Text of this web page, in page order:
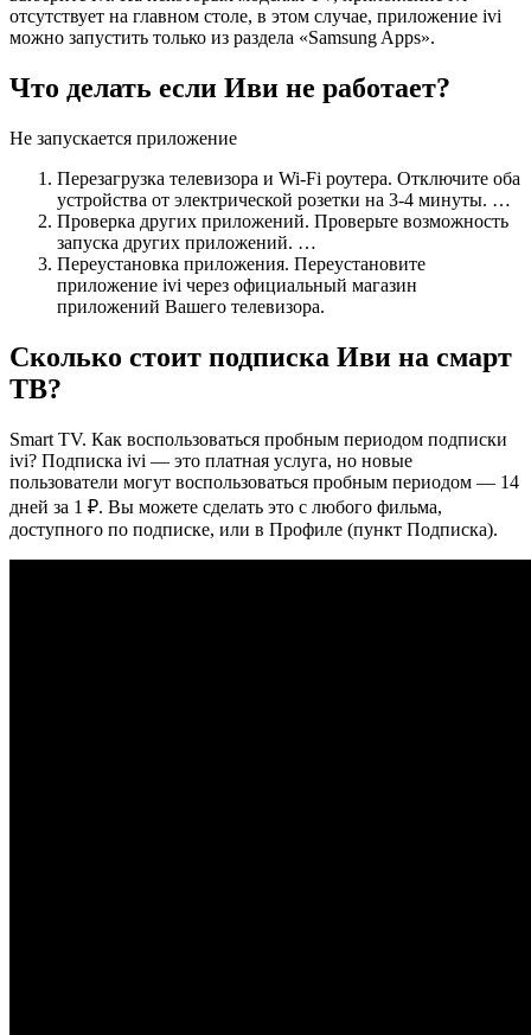
отсутствует на главном столе, в этом случае, приложение ivi
можно запустить только из раздела «Samsung Apps».
Что делать если Иви не работает?
Не запускается приложение
Перезагрузка телевизора и Wi-Fi роутера. Отключите оба
устройства от электрической розетки на 3-4 минуты. …
Проверка других приложений. Проверьте возможность
запуска других приложений. …
Переустановка приложения. Переустановите
приложение ivi через официальный магазин
приложений Вашего телевизора.
Сколько стоит подписка Иви на смарт
ТВ?
Smart TV. Как воспользоваться пробным периодом подписки
ivi? Подписка ivi — это платная услуга, но новые
пользователи могут воспользоваться пробным периодом — 14
дней за 1 ₽. Вы можете сделать это с любого фильма,
доступного по подписке, или в Профиле (пункт Подписка).